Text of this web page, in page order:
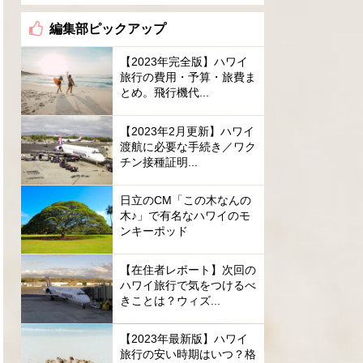
編集部ピックアップ
【2023年完全版】ハワイ
旅行の費用・予算・旅費ま
とめ。飛行機代...
【2023年2月更新】ハワイ
渡航に必要な手続き／ワク
チン接種証明...
日立のCM「この木なんの
木♪」で有名なハワイのモ
ンキーポッド
【在住者レポート】次回の
ハワイ旅行で気をつけるべ
きことは？ウィズ...
【2023年最新版】ハワイ
旅行の安い時期はいつ？格